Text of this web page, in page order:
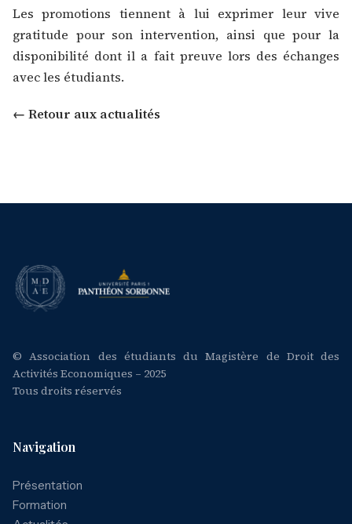
Les promotions tiennent à lui exprimer leur vive
gratitude pour son intervention, ainsi que pour la
disponibilité dont il a fait preuve lors des échanges
avec les étudiants.
← Retour aux actualités
© Association des étudiants du Magistère de Droit des
Activités Economiques – 2025
Tous droits réservés
Navigation
Présentation
Formation